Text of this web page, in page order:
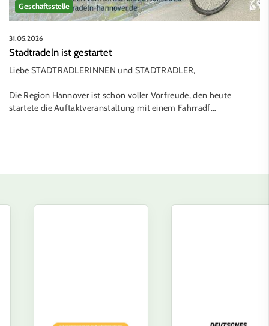
Geschäftsstelle
31.05.2026
Stadtradeln ist gestartet
Liebe STADTRADLERINNEN und STADTRADLER,
Die Region Hannover ist schon voller Vorfreude, den heute
startete die Auftaktveranstaltung mit einem Fahrradf…